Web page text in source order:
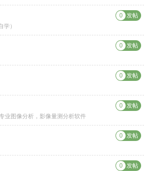
发帖
0
）
发帖
0
发帖
0
发帖
0
业图像分析，影像量测分析软件
发帖
0
发帖
0